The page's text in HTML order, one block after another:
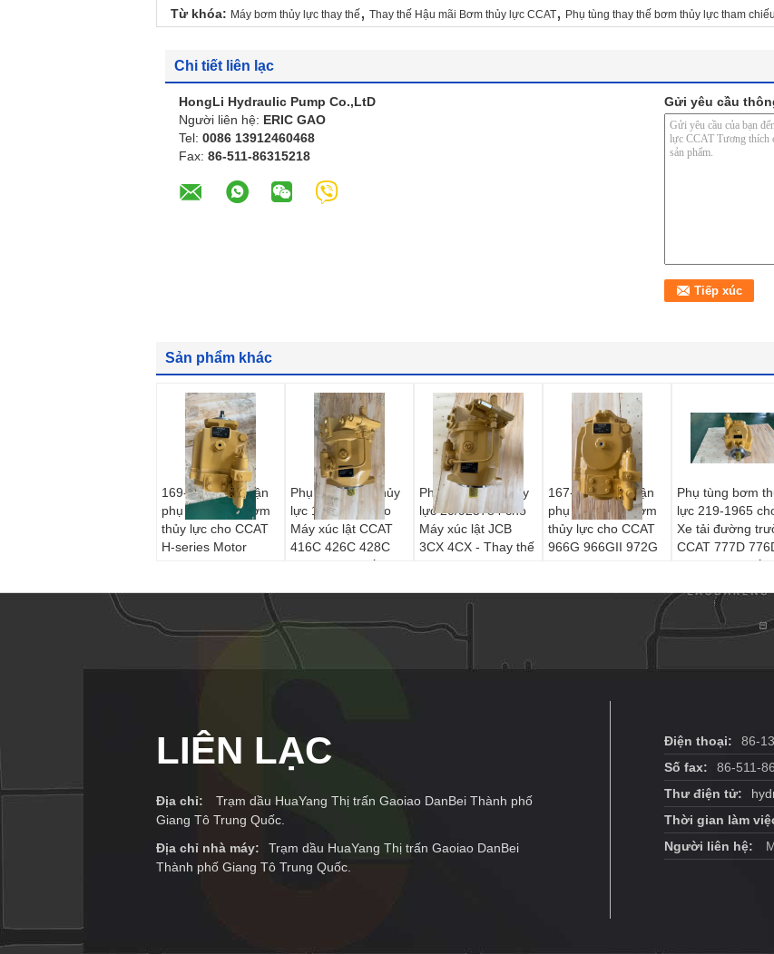
Từ khóa: Máy bơm thủy lực thay thế , Thay thế Hậu mãi Bơm thủy lực CCAT, Phụ tùng thay thế bơm thủy lực tham
Chi tiết liên lạc
HongLi Hydraulic Pump Co.,LtD
Người liên hệ: ERIC GAO
Tel: 0086 13912460468
Fax: 86-511-86315218
Gửi yêu cầu
Sản phẩm khác
169-4882 Bộ phận
phụ tùng máy bơm
thủy lực cho CCAT
H-series Motor
Phụ tùng bơm thủy
lực 155-5109 cho
Máy xúc lật CCAT
416C 426C 428C
436C Thay thế Hậu
Phụ tùng bơm thủy
lực 20/925784 cho
Máy xúc lật JCB
3CX 4CX - Thay thế
167-1153 Bộ phận
phụ tùng máy bơm
thủy lực cho CCAT
966G 966GII 972G
Phụ tùng bơm
lực 219-1965
Xe tải đường
CCAT 777D
777E Thay thế
LIÊN LẠC
Địa chỉ:
Trạm dầu HuaYang Thị trấn Gaoiao DanBei Thành phố
Giang Tô Trung Quốc.
Địa chỉ nhà máy:
Trạm dầu HuaYang Thị trấn Gaoiao DanBei
Thành phố Giang Tô Trung Quốc.
Điện thoại:
86-
Số fax:
86-511-
Thư điện tử:
Thời gian làm
Người liên hệ: